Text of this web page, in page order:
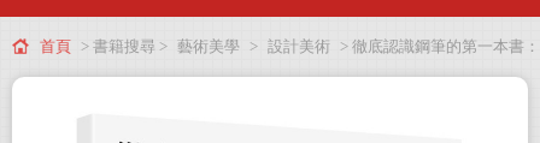
出版專區
會員專屬
首頁 > 書籍搜尋 > 藝術美學 > 設計美術 > 徹底認識鋼筆的第一本書：